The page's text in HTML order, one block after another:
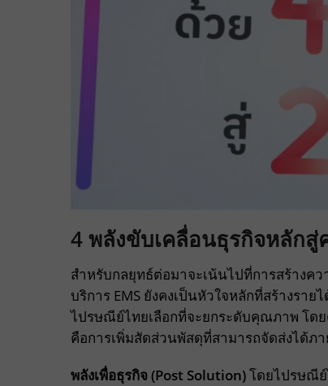
4 พลังขับเคลื่อนธุรกิจหลักสู่
สำหรับกลยุทธ์ต่อมาจะเน้นไปที่การสร้างค
บริการ EMS ยังคงเป็นหัวใจหลักที่สร้างรา
ไปรษณีย์ไทยเลือกที่จะยกระดับคุณภาพ โดย
คือการเพิ่มสัดส่วนพัสดุที่สามารถจัดส่งได้ภ
พลังเพื่อธุรกิจ (Post Solution)โดยไปรษณีย์